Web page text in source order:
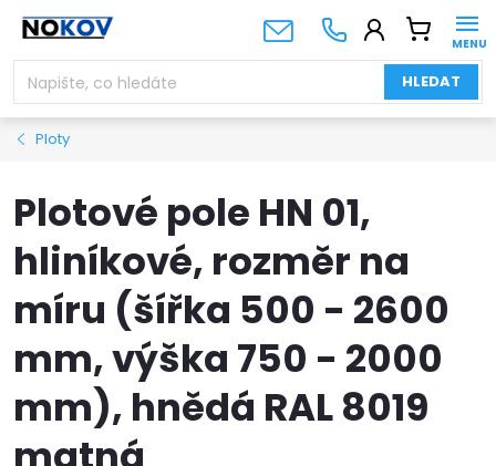
Přejít
obsah
HLEDAT
NÁKUPNÍ
KOŠÍK
Ploty
Plotové pole HN 01,
hliníkové, rozměr na
míru (šířka 500 - 2600
mm, výška 750 - 2000
mm), hnědá RAL 8019